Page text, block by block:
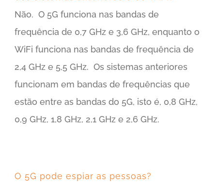
Não. O 5G funciona nas bandas de
frequência de 0,7 GHz e 3,6 GHz, enquanto o
WiFi funciona nas bandas de frequência de
2,4 GHz e 5,5 GHz. Os sistemas anteriores
funcionam em bandas de frequências que
estão entre as bandas do 5G, isto é, 0,8 GHz,
0,9 GHz, 1,8 GHz, 2,1 GHz e 2,6 GHz.
O 5G pode espiar as pessoas?